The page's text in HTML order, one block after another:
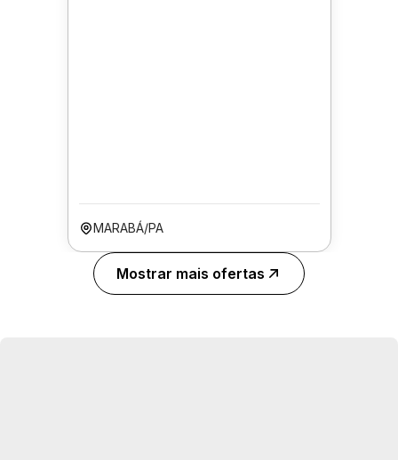
MARABÁ/PA
Mostrar mais ofertas